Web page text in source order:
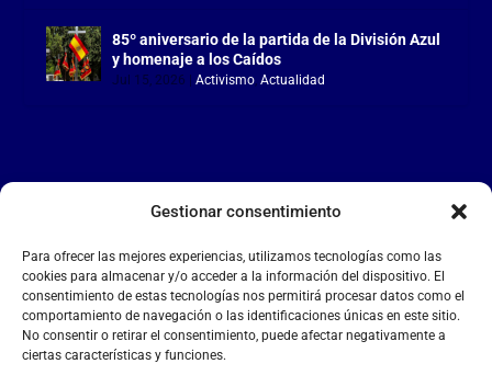
Gestionar consentimiento
Para ofrecer las mejores experiencias, utilizamos tecnologías como las
cookies para almacenar y/o acceder a la información del dispositivo. El
consentimiento de estas tecnologías nos permitirá procesar datos como el
comportamiento de navegación o las identificaciones únicas en este sitio.
No consentir o retirar el consentimiento, puede afectar negativamente a
ciertas características y funciones.
85º aniversario de la partida de la División Azul
y homenaje a los Caídos
Jul 15, 2026 |Activismo,Actualidad
LA FALANGE
Reproductor
de
vídeo